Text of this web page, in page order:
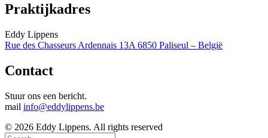
Praktijkadres
Eddy Lippens
Rue des Chasseurs Ardennais 13A 6850 Paliseul – België
Contact
Stuur ons een bericht.
mail info@eddylippens.be
© 2026 Eddy Lippens. All rights reserved